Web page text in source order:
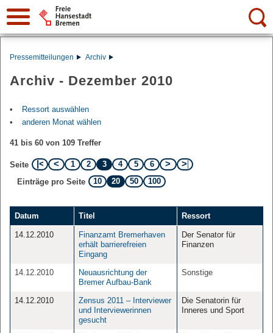
Suche:
Pressemitteilungen Archiv
Archiv - Dezember 2010
Ressort auswählen
anderen Monat wählen
41 bis 60 von 109 Treffer
Seite 1 2 3 4 5
6
Einträge pro Seite
10 20 50 100
Datum Titel Ressort
14.12.2010
Finanzamt Bremerhaven
erhält barrierefreien
Eingang
Der Senator für
Finanzen
14.12.2010
Neuausrichtung der
Bremer Aufbau-Bank
Sonstige
14.12.2010
Zensus 2011 – Interviewer
und Interviewerinnen
gesucht
Die Senatorin für
Inneres und Sport